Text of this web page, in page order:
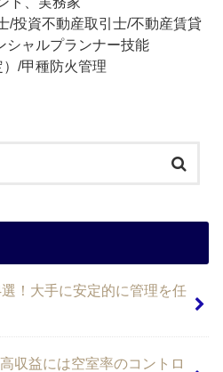
/投資不動産取引士/不動産賃貸
シャルプランナー技能
/甲種防火管理
！大手に安定的に管理を任
収益には空室率のコントロ